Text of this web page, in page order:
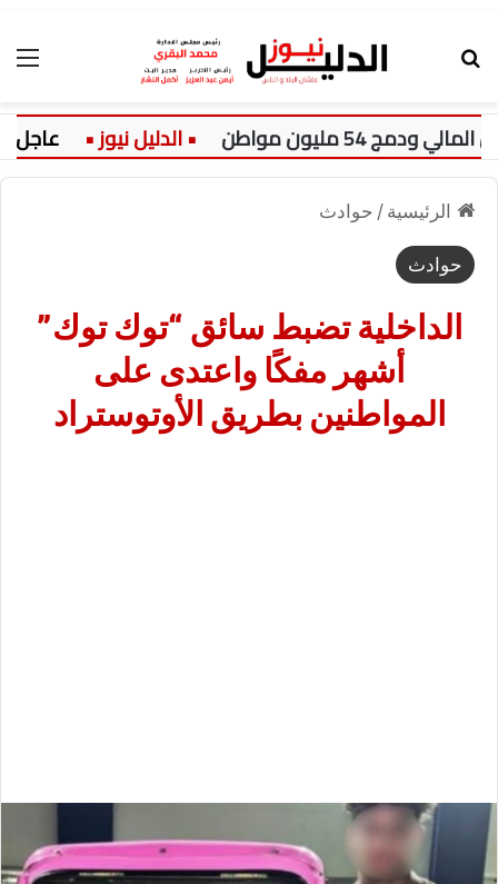
عاجل:
الرئيسية / حوادث
حوادث
الداخلية تضبط سائق “توك توك”
أشهر مفكًا واعتدى على
المواطنين بطريق الأوتوستراد